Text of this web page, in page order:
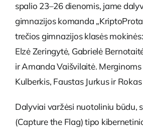
spalio 23–26 dienomis, jame
gimnazijos komanda
trečios gimnazijos klasės
Elzė Zeringytė, Gabrielė
ir Amanda Vaišvilaitė.
Kulberkis, Faustas Jurkus ir
Dalyviai varžėsi nuotoliniu būdu,
(Capture the Flag) tipo